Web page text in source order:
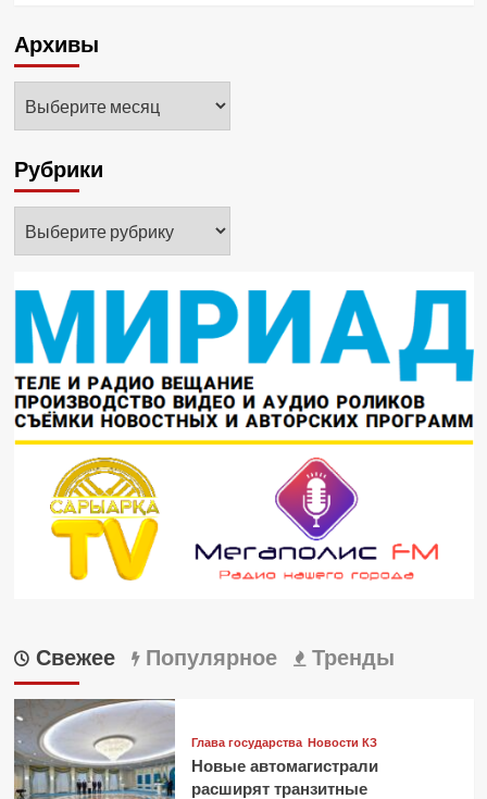
Архивы
Рубрики
Свежее Популярное Тренды
Глава государства Новости КЗ
Новые автомагистрали
расширят транзитные